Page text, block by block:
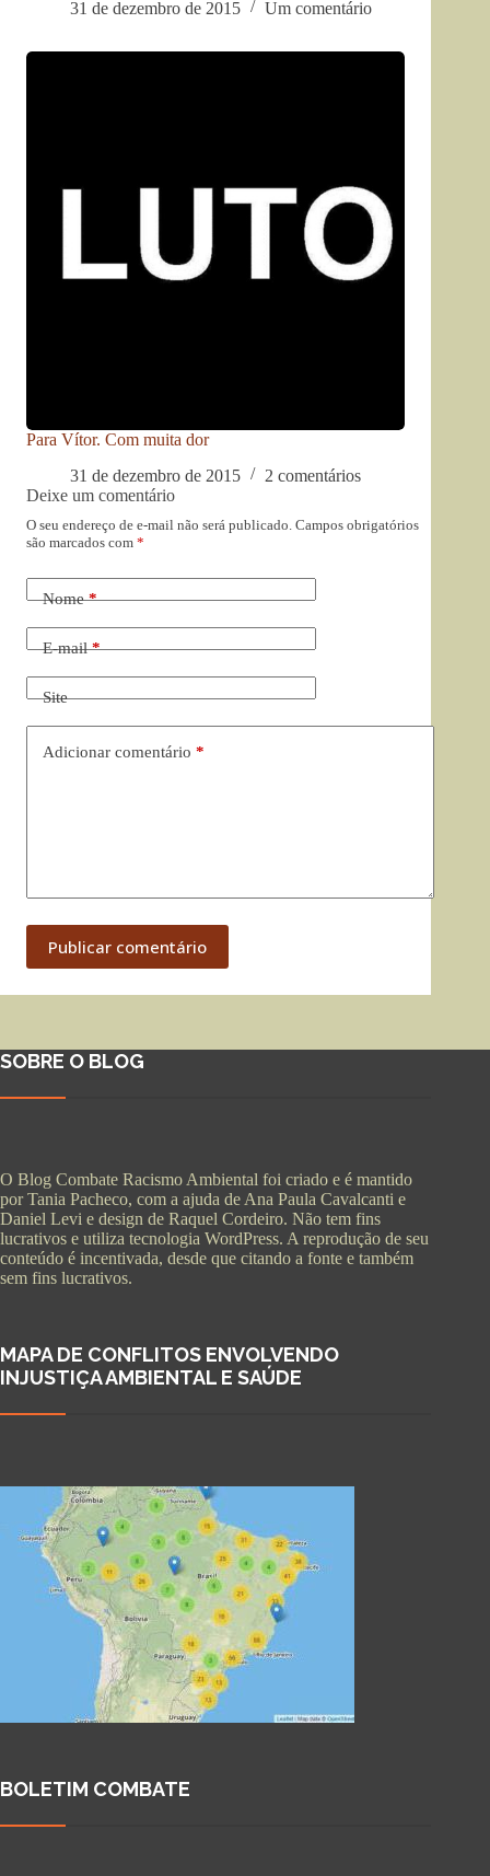
31 de dezembro de 2015
Um comentário
Para Vítor. Com muita dor
31 de dezembro de 2015
2 comentários
Deixe um comentário
O seu endereço de e-mail não será publicado. Campos obrigatórios
são marcados com *
Nome*
E-mail*
Site
Adicionar comentário *
Publicar comentário
SOBRE O BLOG
O Blog Combate Racismo Ambiental foi criado e é mantido
por Tania Pacheco, com a ajuda de Ana Paula Cavalcanti e
Daniel Levi e design de Raquel Cordeiro. Não tem fins
lucrativos e utiliza tecnologia WordPress. A reprodução de seu
conteúdo é incentivada, desde que citando a fonte e também
sem fins lucrativos.
MAPA DE CONFLITOS ENVOLVENDO
INJUSTIÇA AMBIENTAL E SAÚDE
BOLETIM COMBATE